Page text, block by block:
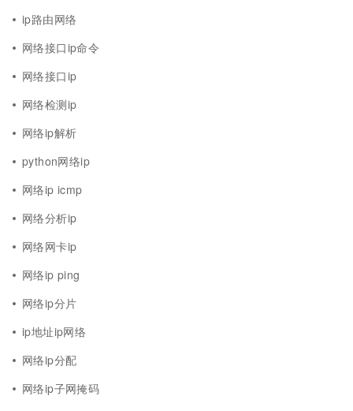
ip路由网络
网络接口ip命令
网络接口ip
网络检测ip
网络ip解析
python网络ip
网络ip icmp
网络分析ip
网络网卡ip
网络ip ping
网络ip分片
ip地址ip网络
网络ip分配
网络ip子网掩码